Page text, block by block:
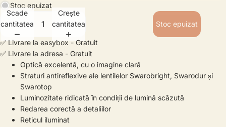
Stoc epuizat
Scade
cantitatea
Crește
cantitatea
Stoc epuizat
✅ Livrare la easybox - Gratuit
✅ Livrare la adresa - Gratuit
Optică excelentă, cu o imagine clară
Straturi antireflexive ale lentilelor Swarobright, Swarodur și
Swarotop
Luminozitate ridicată în condiții de lumină scăzută
Redarea corectă a detaliilor
Reticul iluminat